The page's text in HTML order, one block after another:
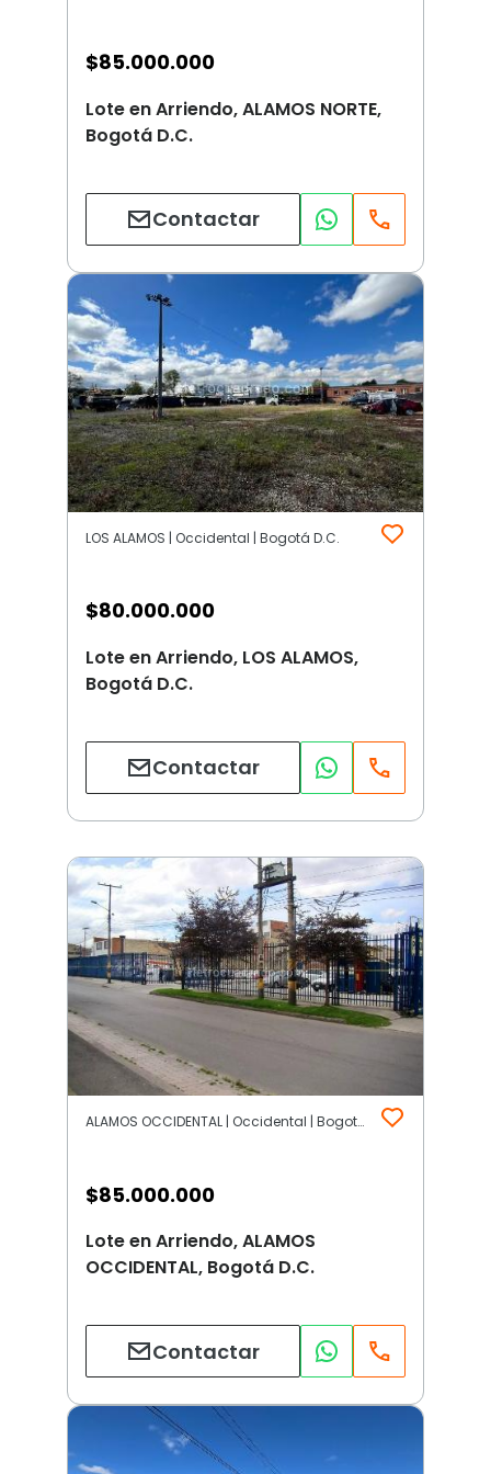
$85.000.000
Lote en Arriendo, ALAMOS NORTE,
Bogotá D.C.
Contactar
LOS ALAMOS | Occidental | Bogotá D.C.
$80.000.000
Lote en Arriendo, LOS ALAMOS,
Bogotá D.C.
Contactar
ALAMOS OCCIDENTAL | Occidental | Bogotá D.C.
$85.000.000
Lote en Arriendo, ALAMOS
OCCIDENTAL, Bogotá D.C.
Contactar